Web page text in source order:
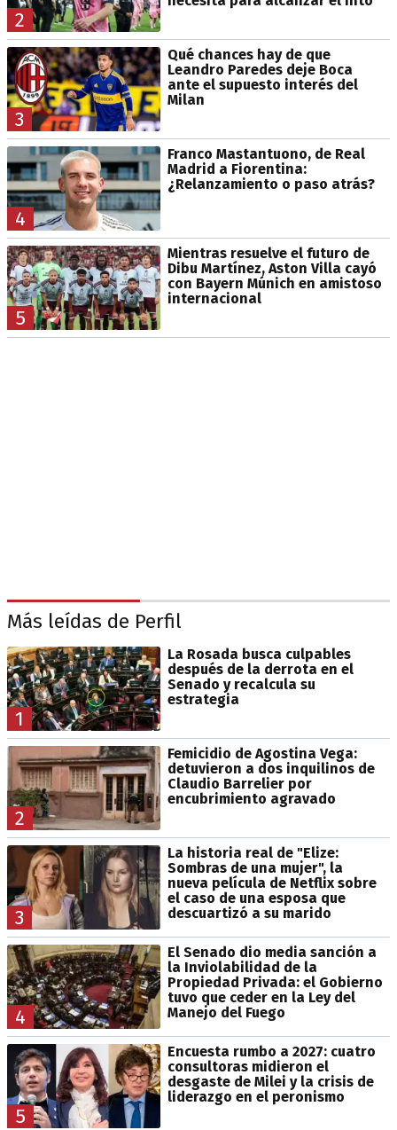
2
3
Qué chances hay de que
Leandro Paredes deje Boca
ante el supuesto interés del
Milan
4
Franco Mastantuono, de Real
Madrid a Fiorentina:
¿Relanzamiento o paso atrás?
5
Mientras resuelve el futuro de
Dibu Martínez, Aston Villa cayó
con Bayern Múnich en amistoso
internacional
Más leídas de Perfil
1
La Rosada busca culpables
después de la derrota en el
Senado y recalcula su
estrategia
2
Femicidio de Agostina Vega:
detuvieron a dos inquilinos de
Claudio Barrelier por
encubrimiento agravado
3
La historia real de "Elize:
Sombras de una mujer", la
nueva película de Netflix sobre
el caso de una esposa que
descuartizó a su marido
4
El Senado dio media sanción a
la Inviolabilidad de la
Propiedad Privada: el Gobierno
tuvo que ceder en la Ley del
Manejo del Fuego
5
Encuesta rumbo a 2027: cuatro
consultoras midieron el
desgaste de Milei y la crisis de
liderazgo en el peronismo